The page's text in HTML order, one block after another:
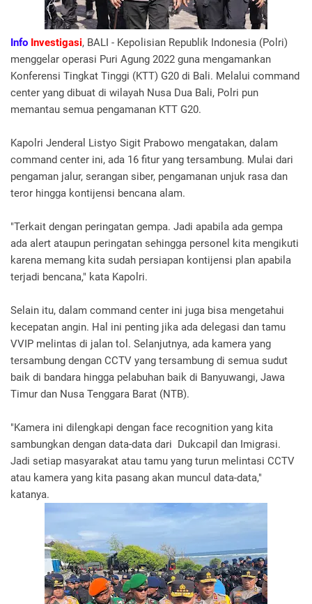
Info Investigasi, BALI - Kepolisian Republik Indonesia (Polri)
menggelar operasi Puri Agung 2022 guna mengamankan
Konferensi Tingkat Tinggi (KTT) G20 di Bali. Melalui command
center yang dibuat di wilayah Nusa Dua Bali, Polri pun
memantau semua pengamanan KTT G20.
Kapolri Jenderal Listyo Sigit Prabowo mengatakan, dalam
command center ini, ada 16 fitur yang tersambung. Mulai dari
pengaman jalur, serangan siber, pengamanan unjuk rasa dan
teror hingga kontijensi bencana alam.
"Terkait dengan peringatan gempa. Jadi apabila ada gempa
ada alert ataupun peringatan sehingga personel kita mengikuti
karena memang kita sudah persiapan kontijensi plan apabila
terjadi bencana," kata Kapolri.
Selain itu, dalam command center ini juga bisa mengetahui
kecepatan angin. Hal ini penting jika ada delegasi dan tamu
VVIP melintas di jalan tol. Selanjutnya, ada kamera yang
tersambung dengan CCTV yang tersambung di semua sudut
baik di bandara hingga pelabuhan baik di Banyuwangi, Jawa
Timur dan Nusa Tenggara Barat (NTB).
"Kamera ini dilengkapi dengan face recognition yang kita
sambungkan dengan data-data dari Dukcapil dan Imigrasi.
Jadi setiap masyarakat atau tamu yang turun melintasi CCTV
atau kamera yang kita pasang akan muncul data-data,"
katanya.